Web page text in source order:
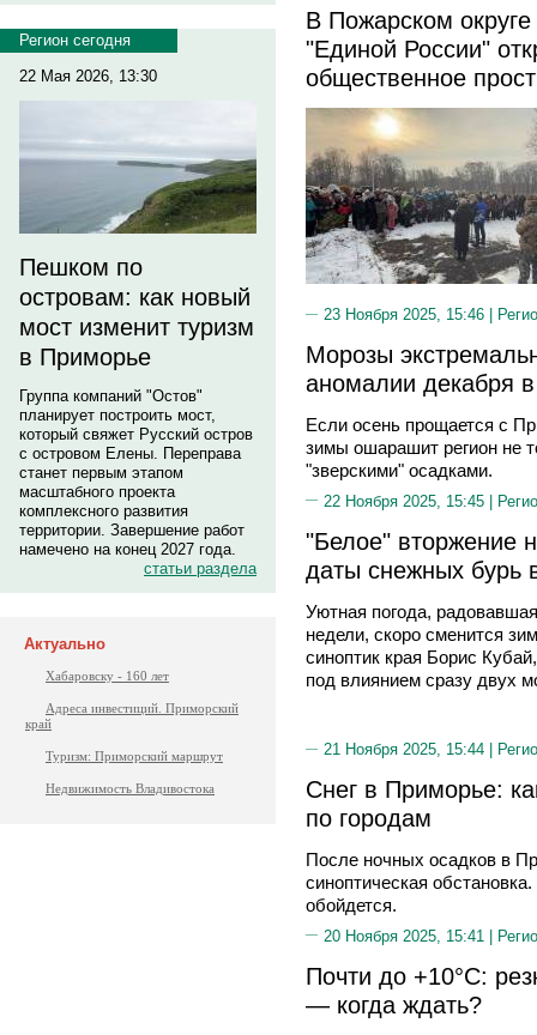
Регион сегодня
22 Мая 2026, 13:30
Пешком по
островам: как новый
мост изменит туризм
в Приморье
Группа компаний "Остов"
планирует построить мост,
который свяжет Русский остров
с островом Елены. Переправа
станет первым этапом
масштабного проекта
комплексного развития
территории. Завершение работ
намечено на конец 2027 года.
статьи раздела
Актуально
Хабаровску - 160 лет
Адреса инвестиций. Приморский
край
Туризм: Приморский маршрут
Недвижимость Владивостока
В Пожарском
"Единой России"
общественное
23 Ноября 2025, 15:46 |
Морозы
аномалии декабря
Если осень прощается с
зимы ошарашит регион не
"зверскими" осадками.
22 Ноября 2025, 15:45 |
"Белое" вторжение
даты снежных бурь
Уютная погода,
недели, скоро сменится
синоптик края Борис
под влиянием сразу двух
21 Ноября 2025, 15:44 |
Снег в Приморье:
по городам
После ночных осадков в
синоптическая
обойдется.
20 Ноября 2025, 15:41 |
Почти до +10°C:
— когда ждать?